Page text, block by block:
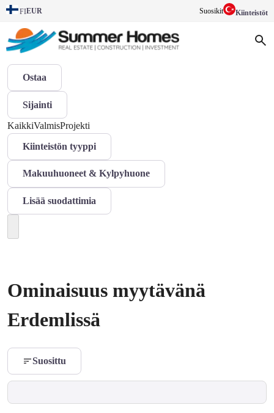
FIEUR Suosikit Kiinteistöt
Ostaa
Sijainti
KaikkiValmisProjekti
Kiinteistön tyyppi
Makuuhuoneet & Kylpyhuone
Lisää suodattimia
Ominaisuus myytävänä
Erdemlissä
Suosittu